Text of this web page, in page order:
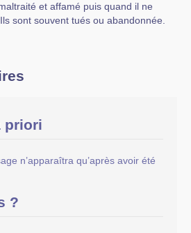
et affamé puis quand il ne
sont souvent tués ou abandonnée.
priori
n’apparaîtra qu’après avoir été
?